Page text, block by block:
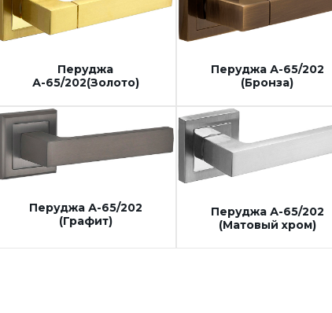
Перуджа
А-65/202(Золото)
Перуджа А-65/202
(Бронза)
Перуджа А-65/202
(Графит)
Перуджа А-65/202
(Матовый хром)